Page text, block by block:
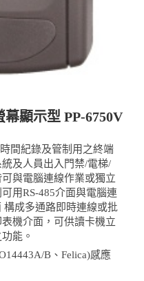
顯示型 PP-6750V
間紀錄及管制用之終端
及人員出入門禁/電梯/
與電腦連線作業或獨立
用RS-485介面與電腦連
構成多通路即時連線或批
機介面，可供讀卡機立
能。
B、Felica)感應